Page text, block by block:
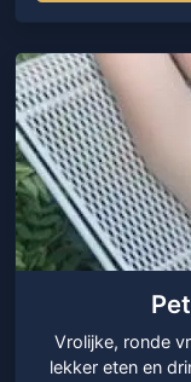
Vrolijke, ronde
lekker eten en